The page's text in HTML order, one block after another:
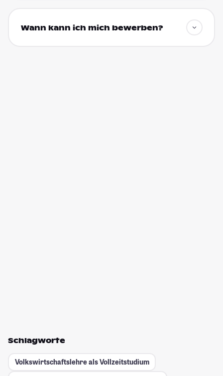
Wann kann ich mich bewerben?
Schlagworte
Volkswirtschaftslehre als Vollzeitstudium